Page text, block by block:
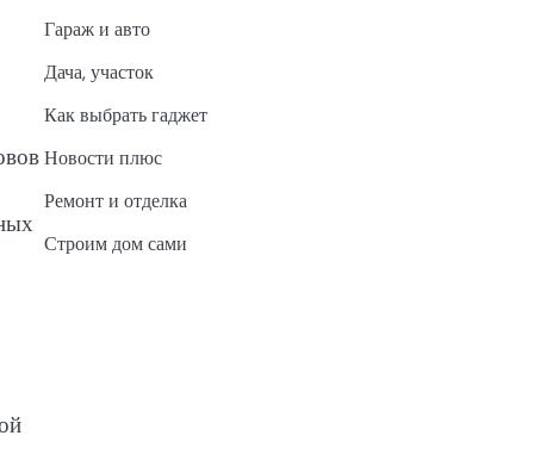
Гараж и авто
Дача, участок
Как выбрать гаджет
Новости плюс
Ремонт и отделка
Строим дом сами